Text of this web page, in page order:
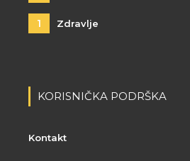
1 Zdravlje
KORISNIČKA PODRŠKA
Kontakt